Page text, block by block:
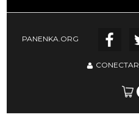
PANENKA.ORG
CONECTAR